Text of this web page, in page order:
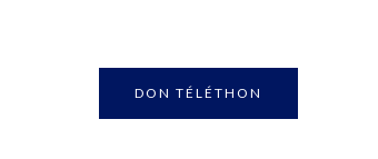
DON TÉLÉTHON